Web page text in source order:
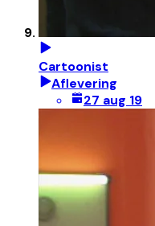
Cartoonist
Aflevering
27 aug 19